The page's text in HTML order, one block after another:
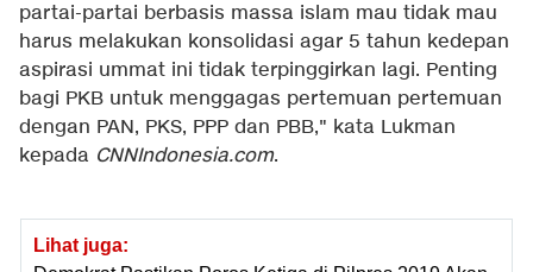
partai-partai berbasis massa islam mau tidak mau
harus melakukan konsolidasi agar 5 tahun kedepan
aspirasi ummat ini tidak terpinggirkan lagi. Penting
bagi PKB untuk menggagas pertemuan pertemuan
dengan PAN, PKS, PPP dan PBB," kata Lukman
kepada CNNIndonesia.com.
Lihat juga: